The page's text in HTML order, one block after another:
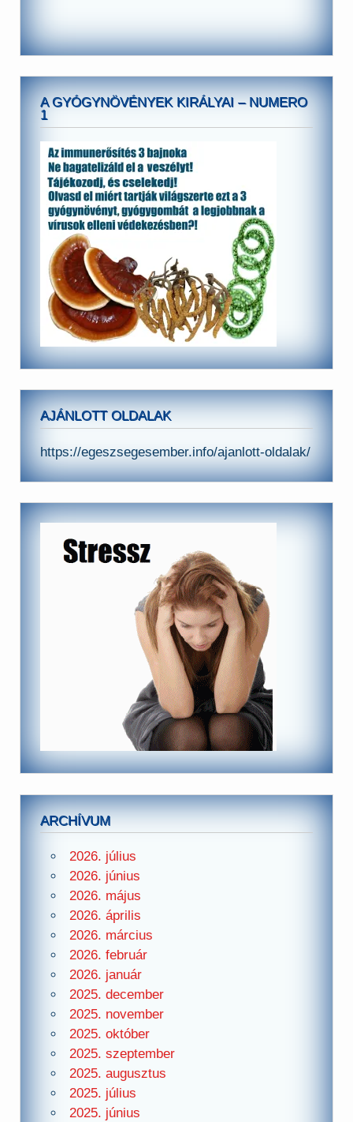
A GYÓGYNÖVÉNYEK KIRÁLYAI – NUMERO
1
AJÁNLOTT OLDALAK
https://egeszsegesember.info/ajanlott-oldalak/
ARCHÍVUM
2026. július
2026. június
2026. május
2026. április
2026. március
2026. február
2026. január
2025. december
2025. november
2025. október
2025. szeptember
2025. augusztus
2025. július
2025. június